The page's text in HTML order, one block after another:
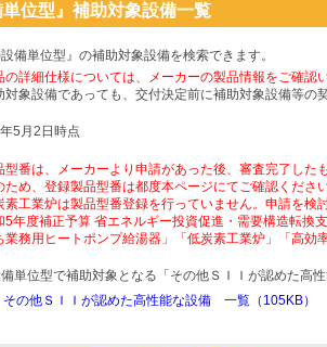
単位型』補助対象設備一覧
備単位型』の補助対象設備を検索できます。
詳細仕様については、メーカーの製品情報をご確認
象設備であっても、交付決定前に補助対象設備等の
5月2日時点
番は、メーカーより申請があった後、審査完了した
ため、登録製品型番は都度本ページにてご確認くださ
工業炉は製品型番登録を行っていません。申請を検
年度補正予算 省エネルギー投資促進・需要構造転換
業務用ヒートポンプ給湯器」「低炭素工業炉」「高
単位型で補助対象となる「その他ＳＩＩが認めた高
その他ＳＩＩが認めた高性能な設備 一覧（105KB）